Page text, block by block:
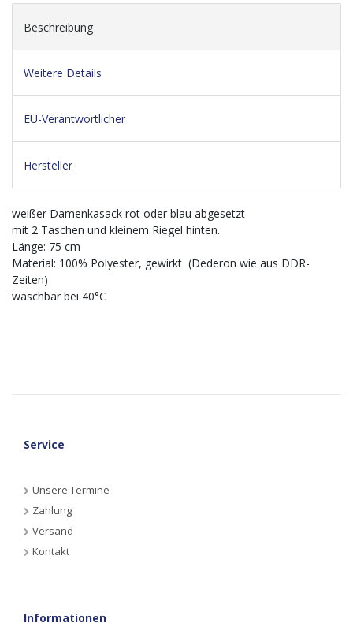
Beschreibung
Weitere Details
EU-Verantwortlicher
Hersteller
weißer Damenkasack rot oder blau abgesetzt
mit 2 Taschen und kleinem Riegel hinten.
Länge: 75 cm
Material: 100% Polyester, gewirkt (Dederon wie aus DDR-
Zeiten)
waschbar bei 40°C
Service
Unsere Termine
Zahlung
Versand
Kontakt
Informationen